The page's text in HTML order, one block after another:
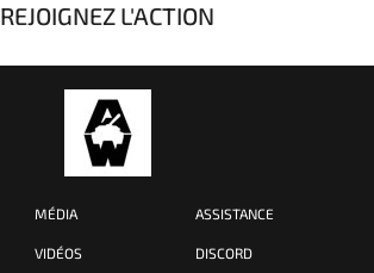
REJOIGNEZ L'ACTION
MÉDIA
VIDÉOS
ASSISTANCE
DISCORD